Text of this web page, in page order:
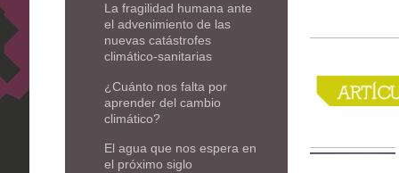
La fragilidad humana ante
el advenimiento de las
nuevas catástrofes
climático-sanitarias
¿Cuánto nos falta por
aprender del cambio
climático?
El agua que nos espera en
el próximo siglo